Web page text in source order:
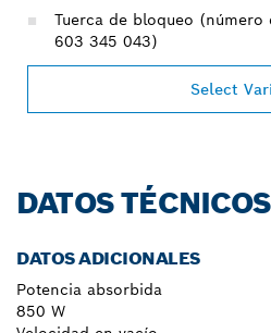
Tuerca de bloqueo (número
603 345 043)
Select
DATOS TÉCNICOS
DATOS ADICIONALES
Potencia absorbida
850 W